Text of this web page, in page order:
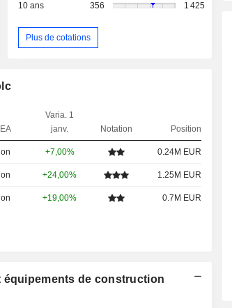
10 ans 356 1 425
Plus de cotations
Varia. 1
janv.
Notation Position
+7,00% 0.24M EUR
+24,00% 1.25M EUR
+19,00% 0.7M EUR
de construction